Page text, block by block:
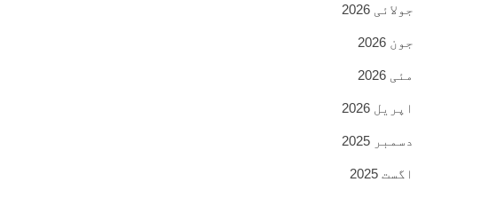
جولائی 2026
جون 2026
مئی 2026
اپریل 2026
دسمبر 2025
اگست 2025